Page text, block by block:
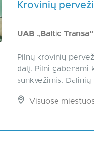
Krovinių
UAB „Baltic Transa“
Pilnų krovinių
dalį. Pilni gabenami
sunkvežimis.
Visuose